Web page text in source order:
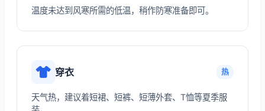
温度未达到风寒所需的低温，稍作防寒准备即可。
穿衣 热
天气热，建议着短裙、短裤、短薄外套、T恤等夏季服